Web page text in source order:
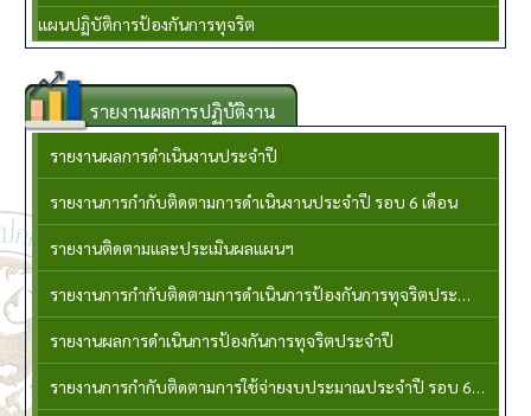
แผนปฏิบัติการป้องกันการทุจริต
รายงานผลการปฏิบัติงาน
รายงานผลการดำเนินงานประจำปี
รายงานการกำกับติดตามการดำเนินงานประจำปี รอบ 6 เดือน
รายงานติดตามและประเมินผลแผนฯ
รายงานการกำกับติดตามการดำเนินการป้องกันการทุจริตประจำปี รอบ 6 เดือน
รายงานผลการดำเนินการป้องกันการทุจริตประจำปี
รายงานการกำกับติดตามการใช้จ่ายงบประมาณประจำปี รอบ 6 เดือน